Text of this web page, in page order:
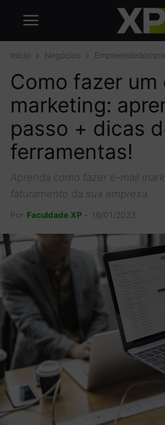
Início Negócios
Como fazer um
marketing:
passo + dicas
ferramentas!
Aprenda como fazer e-mail
faturamento da sua empresa.
Por Faculdade XP 16/01/2023